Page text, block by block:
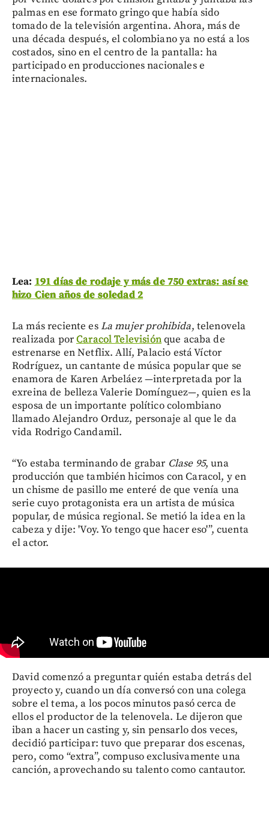
palmas en ese formato gringo que había sido
tomado de la televisión argentina. Ahora, más de
una década después, el colombiano ya no está a los
costados, sino en el centro de la pantalla: ha
participado en producciones nacionales e
internacionales.
Lea: 191 días de rodaje y más de 750 extras: así se
hizo Cien años de soledad 2
La más reciente esLa mujer prohibida, telenovela
realizada porCaracol Televisiónque acaba de
estrenarse en Netflix. Allí, Palacio está Víctor
Rodríguez, un cantante de música popular que se
enamora de Karen Arbeláez —interpretada por la
exreina de belleza Valerie Domínguez—, quien es la
esposa de un importante político colombiano
llamado Alejandro Orduz, personaje al que le da
vida Rodrigo Candamil.
“Yo estaba terminando de grabar Clase 95, una
producción que también hicimos con Caracol, y en
un chisme de pasillo me enteré de que venía una
serie cuyo protagonista era un artista de música
popular, de música regional. Se metió la idea en la
cabeza y dije: 'Voy. Yo tengo que hacer eso'”, cuenta
el actor.
David comenzó a preguntar quién estaba detrás del
proyecto y, cuando un día conversó con una colega
sobre el tema, a los pocos minutos pasó cerca de
ellos el productor de la telenovela. Le dijeron que
iban a hacer un casting y, sin pensarlo dos veces,
decidió participar: tuvo que preparar dos escenas,
pero, como “extra”, compuso exclusivamente una
canción, aprovechando su talento como cantautor.